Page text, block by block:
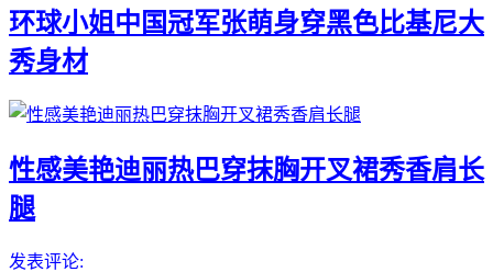
环球小姐中国冠军张萌身穿黑色比基尼大
秀身材
性感美艳迪丽热巴穿抹胸开叉裙秀香肩长
腿
发表评论: